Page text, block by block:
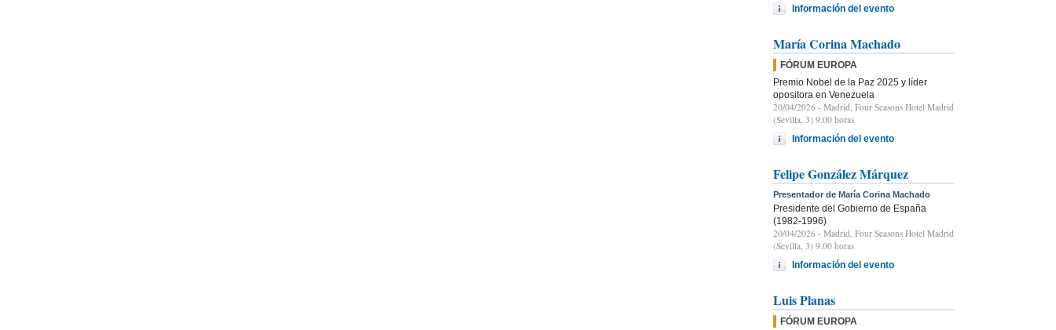
Información del evento
María Corina Machado
FÓRUM EUROPA
Premio Nobel de la Paz 2025 y líder
opositora en Venezuela
20/04/2026 - Madrid, Four Seasons Hotel Madrid
(Sevilla, 3) 9.00 horas
Información del evento
Felipe González Márquez
Presentador de María Corina Machado
Presidente del Gobierno de España
(1982-1996)
20/04/2026 - Madrid, Four Seasons Hotel Madrid
(Sevilla, 3) 9.00 horas
Información del evento
Luis Planas
FÓRUM EUROPA